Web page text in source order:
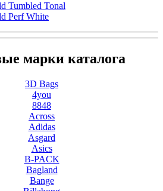
Tumbled Tonal
Perf White
марки каталога
3D Bags
4you
8848
Across
Adidas
Asgard
Asics
B-PACK
Bagland
Bange